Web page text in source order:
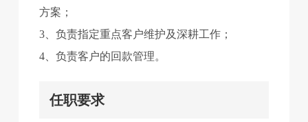
方案；
3、负责指定重点客户维护及深耕工作；
4、负责客户的回款管理。
任职要求